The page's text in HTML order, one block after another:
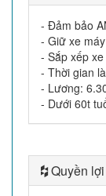
- Đảm bảo
- Giữ xe
- Sắp xếp
- Thời gian
- Lương:
- Dưới 60t
Quyền lợi